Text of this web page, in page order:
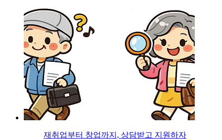
재취업부터 창업까지, 상담받고 지원하자